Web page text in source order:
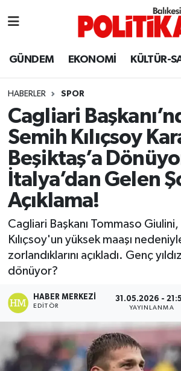
GÜNDEM EKONOMİ KÜLTÜR-
HABERLER SPOR
Cagliari
Semih Kılıçsoy
Beşiktaş’a
İtalya’dan Gelen
Açıklama!
Cagliari Başkanı Tommaso Giulini,
Kılıçsoy'un yüksek maaşı
zorlandıklarını açıkladı. Genç
dönüyor?
HABER MERKEZI
EDITÖR
31.05.2026 -
YAYINLANMA
Ayvalık
Balya
Bandırma
Bigadiç
BİYOGRAFİLER
Burhaniye
ÇEVRE
DÜNYA
Dursunbey
Edremit
Balıkesir Hava Durumu
Balıkesir Namaz Vakitleri
Balıkesir Trafik Yoğunluk
Süper Lig Puan Durumu ve
Tüm Manşetler
Son Dakika Haberleri
Haber Arşivi